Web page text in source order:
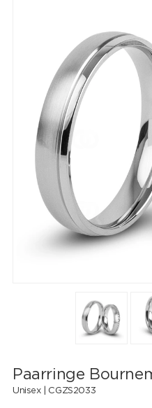
Paarringe
Unisex | CGZS2033